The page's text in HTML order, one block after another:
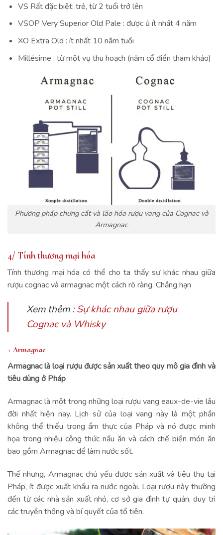
VS Rất đặc biệt: trẻ, từ 2 tuổi trở lên
VSOP Very Superior Old Pale : được ủ ít nhất 4 năm
XO Extra Old : ít nhất 10 năm tuổi
Millésime : từ một vụ thu hoạch (năm cổ điển tham khảo)
Phương pháp chưng cất và lão hóa rượu vang của Cognac và
Armagnac
4/ Tính thương mại hóa
Tính thương mại hóa có thể cho ta thấy sự khác nhau giữa
rượu cognac và armagnac một cách rõ ràng. Chẳng hạn
Xem thêm :Sự khác nhau giữa rượu
Cognac và Whisky
+ Armagnac
Armagnac là loại rượu được sản xuất theo quy mô gia đình và
tiêu dùng ở Pháp
Armagnac là một trong những loại rượu vang eaux-de-vie lâu
đời nhất hiện nay. Lịch sử của loại vang này là một phần
không thể thiếu trong ẩm thực của Pháp và nó được minh
họa trong nhiều công thức nấu ăn và cách chế biến món ăn
bao gồm Armagnac để làm nước sốt.
Thế nhưng, Armagnac chủ yếu được sản xuất và tiêu thụ tại
Pháp, ít được xuất khẩu ra nước ngoài. Loại rượu này thường
đến từ các nhà sản xuất nhỏ, cơ sở gia đình tự quản, duy trì
các truyền thống và bí quyết của tổ tiên.